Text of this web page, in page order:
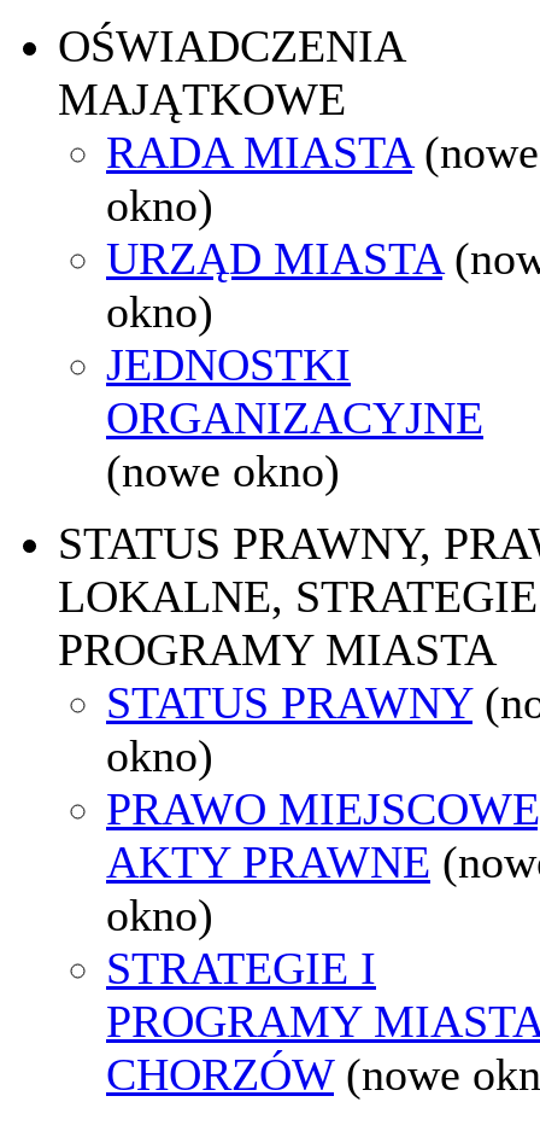
OŚWIADCZENIA
MAJĄTKOWE
RADA MIASTA (nowe
okno)
URZĄD MIASTA
okno)
JEDNOSTKI
ORGANIZACYJNE
(nowe okno)
STATUS PRAWNY,
LOKALNE,
PROGRAMY MIASTA
STATUS PRAWNY
okno)
PRAWO
AKTY PRAWNE
okno)
STRATEGIE I
PROGRAMY
CHORZÓW (nowe